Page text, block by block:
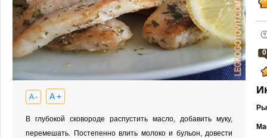
A - A +
В глубокой сковороде распустить масло, добавить муку,
перемешать. Постепенно влить молоко и бульон, довести
0